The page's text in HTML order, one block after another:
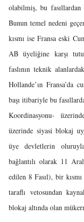
olabilmiş, bu
Bunun temel nedeni
kısmı ise Fransa eski
AB üyeliğine karşı
faslının teknik
Hollande’ın Fransa’da
başı itibariyle bu
Koordinasyonu-
üzerinde siyasi blokaj
üye devletlerin
bağlantılı olarak 11
edilen 8 Fasıl), bir
taraflı vetosundan
blokaj altında olan